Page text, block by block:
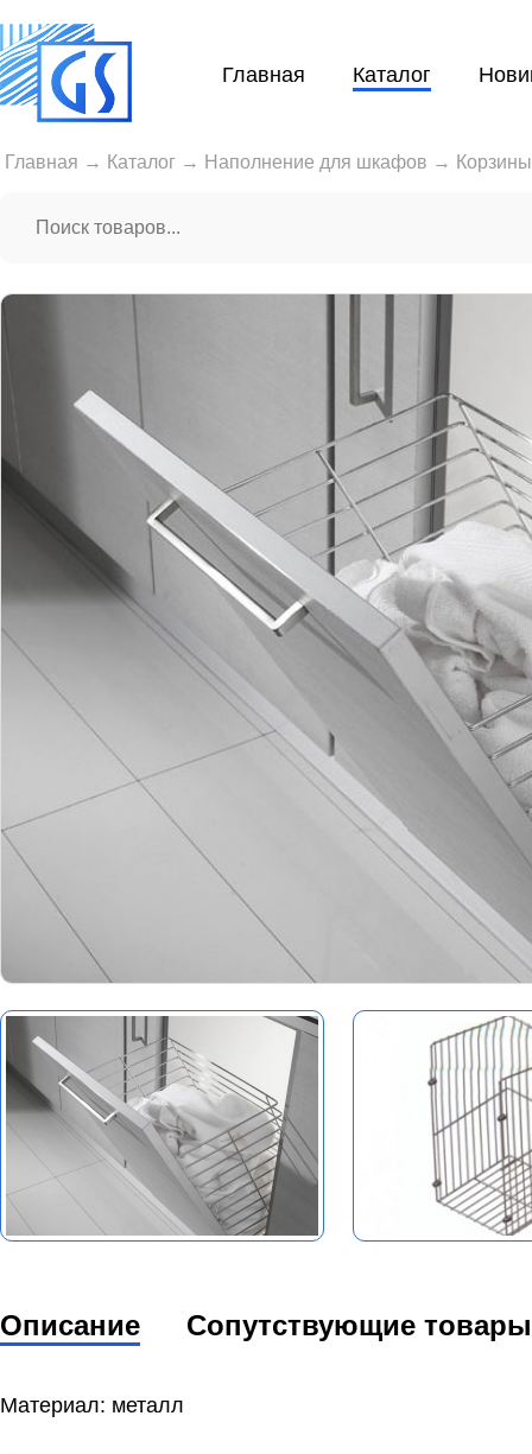
Главная Каталог
Главная → Каталог → Наполнение для шкафов →
Описание Сопутствующие товары
Материал: металл